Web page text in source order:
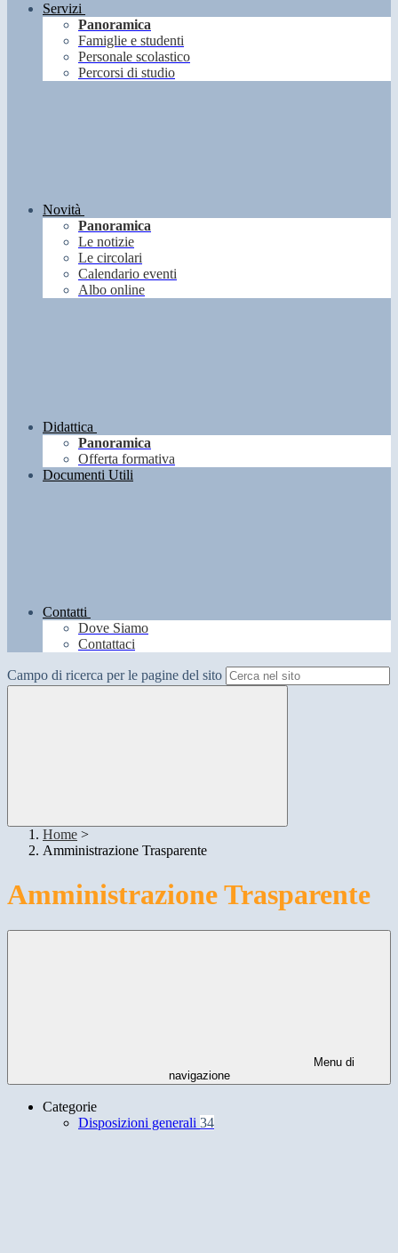
Servizi
Panoramica
Famiglie e studenti
Personale scolastico
Percorsi di studio
Novità
Panoramica
Le notizie
Le circolari
Calendario eventi
Albo online
Didattica
Panoramica
Offerta formativa
Documenti Utili
Contatti
Dove Siamo
Contattaci
Campo di ricerca per le pagine del sito
Home >
Amministrazione Trasparente
Amministrazione Trasparente
Menu di
navigazione
Categorie
Disposizioni generali 34